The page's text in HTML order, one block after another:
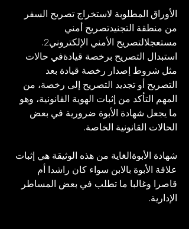
الأوراق المطلوبة لاستخراج تصريح السفر
من منطقة التجنيدتصريح أمني
مستعجلالتصريح الأمني الإلكتروني2.
استبدال التصريح برخصة قيادةفي حالات
مثل شروط إصدار رخصة قيادة بعد
التصريح أو تجديد التصريح إلى رخصة، من
المهم التأكد من إثبات الهوية القانونية، وهو
ما يجعل شهادة الأبوة ضرورية في بعض
الحالات القانونية الخاصة.
شهادة الأبوةالغاية من هذه الوثيقة هي إثبات
علاقة الأبوة بالابن سواء كان راشدا أم
قاصرا وغالبا ما تطلب في بعض المساطر
الإدارية.